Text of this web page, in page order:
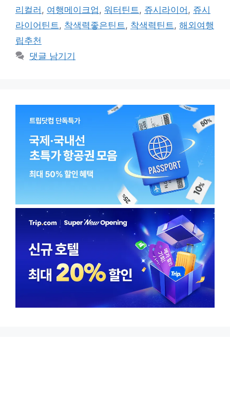
리컬러 , 여행메이크업, 워터틴트, 쥬시라이어 , 쥬시
라이어틴트, 착색력좋은틴트, 착색력틴트, 해외여행
립추천
댓글 남기기